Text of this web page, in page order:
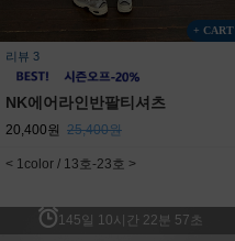
+ CART
리뷰 3
NK에어라인반팔티셔츠
20,400원 25,400원
< 1color / 13호-23호 >
145일 10시간 22분 57초